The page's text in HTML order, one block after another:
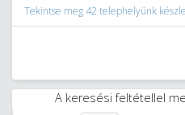
Tekintse meg 42 telephelyünk
A keresési feltétellel